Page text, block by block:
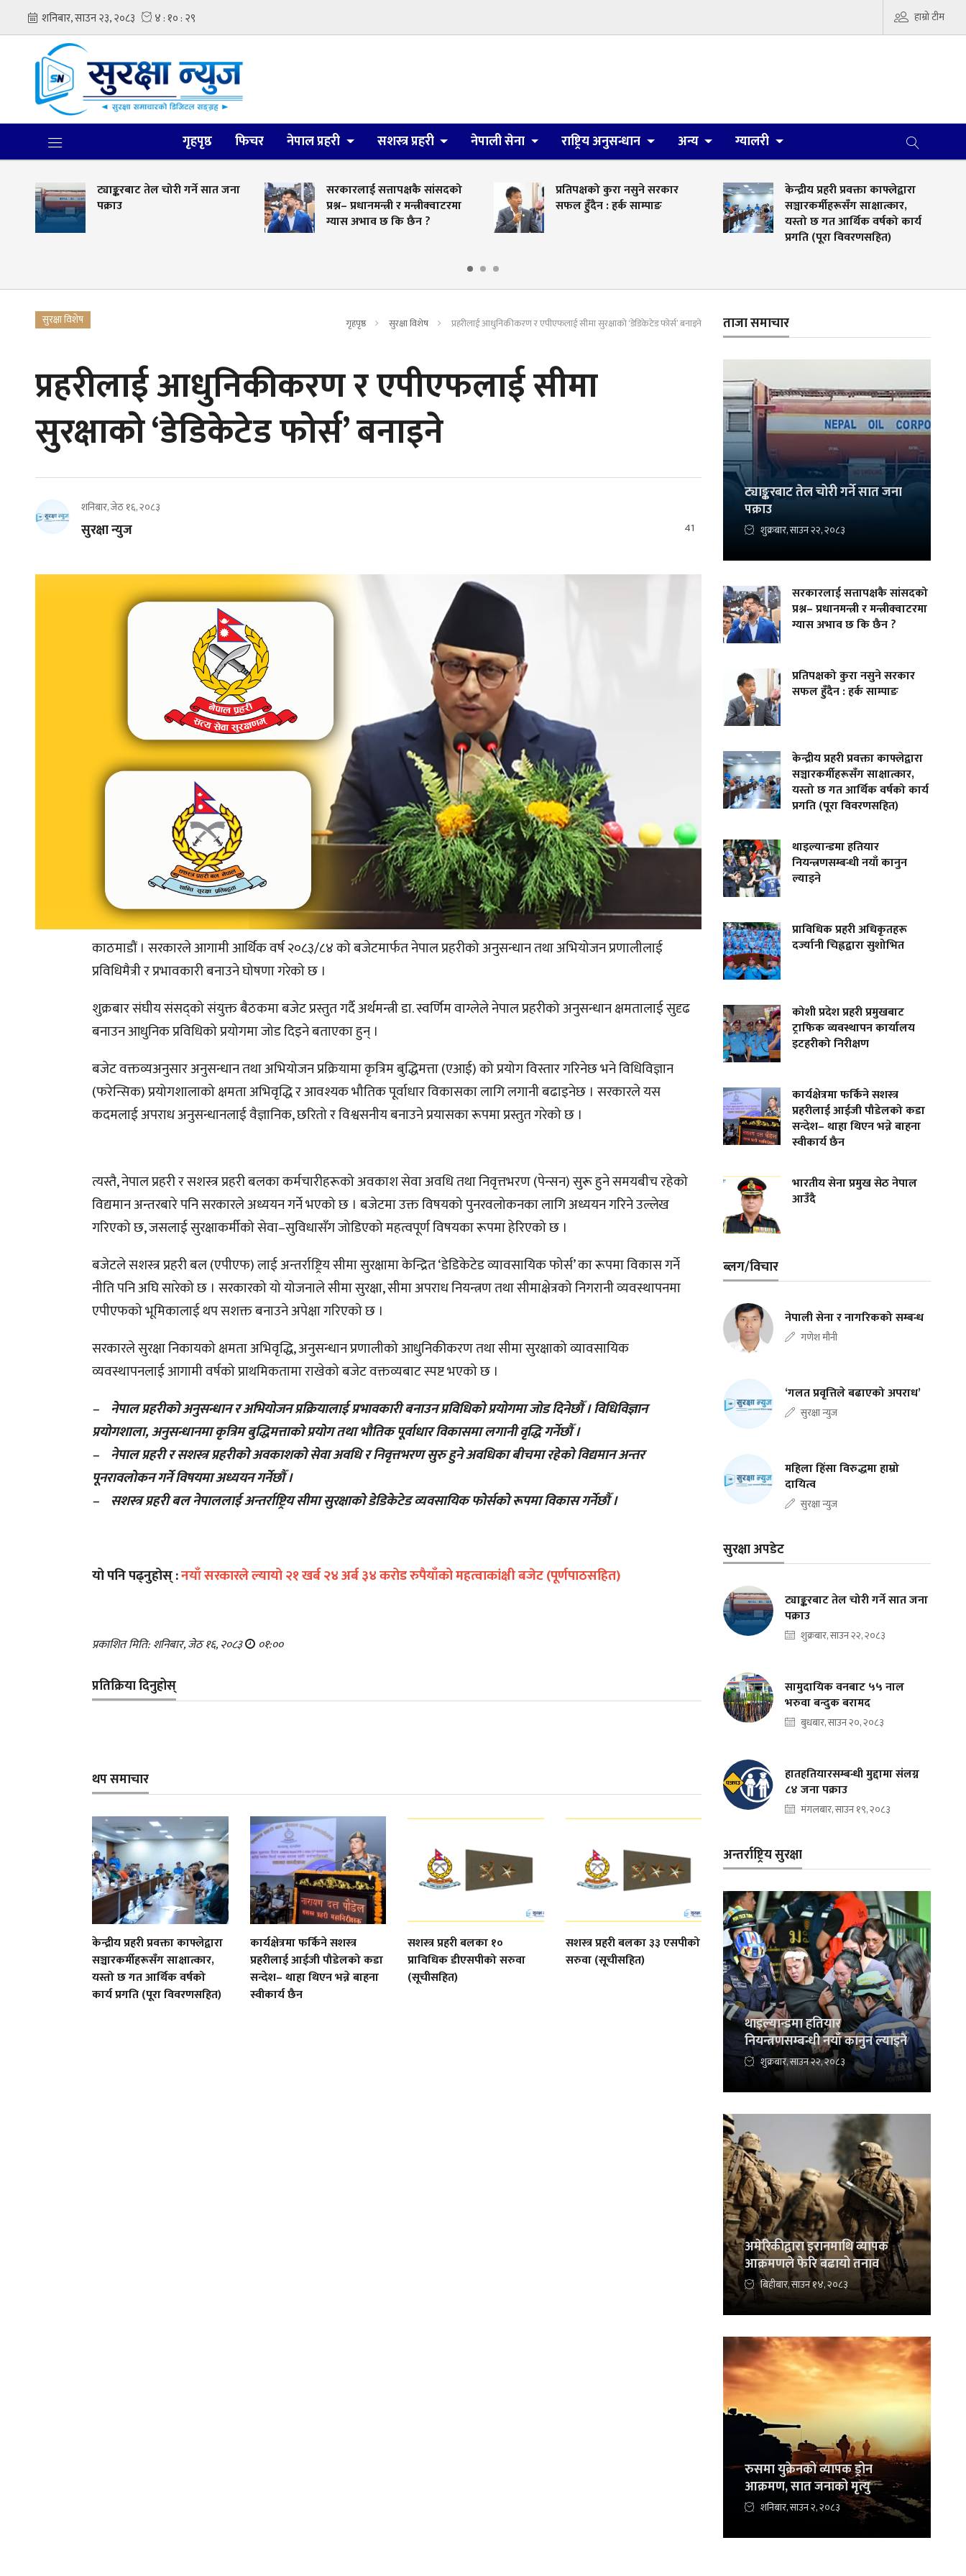
हाम्रो टीम
गृहपृष्ठ फिचर नेपाल प्रहरी सशस्त्र प्रहरी नेपाली सेना राष्ट्रिय अनुसन्धान अन्य ग्यालरी
ट्याङ्करबाट तेल चोरी गर्ने सात जना
पक्राउ
सरकारलाई सत्तापक्षकै सांसदको
प्रश्न– प्रधानमन्त्री र मन्त्रीक्वाटरमा
ग्यास अभाव छ कि छैन ?
प्रतिपक्षको कुरा नसुने सरकार
सफल हुँदैन : हर्क साम्पाङ
केन्द्रीय प्रहरी प्रवक्ता काफ्लेद्वारा
सञ्चारकर्मीहरूसँग साक्षात्कार,
यस्तो छ गत आर्थिक वर्षको कार्य
प्रगति (पूरा विवरणसहित)
सुरक्षा विशेष गृहपृष्ठ सुरक्षा विशेष प्रहरीलाई आधुनिकीकरण र एपीएफलाई सीमा सुरक्षाको ‘डेडिकेटेड फोर्स’ बनाइने
प्रहरीलाई आधुनिकीकरण र एपीएफलाई सीमा
सुरक्षाको ‘डेडिकेटेड फोर्स’ बनाइने
शनिबार, जेठ १६, २०८३
सुरक्षा न्युज 41
काठमाडौं । सरकारले आगामी आर्थिक वर्ष २०८३/८४ को बजेटमार्फत नेपाल प्रहरीको अनुसन्धान तथा अभियोजन प्रणालीलाई
प्रविधिमैत्री र प्रभावकारी बनाउने घोषणा गरेको छ ।
शुक्रबार संघीय संसद्को संयुक्त बैठकमा बजेट प्रस्तुत गर्दै अर्थमन्त्री डा. स्वर्णिम वाग्लेले नेपाल प्रहरीको अनुसन्धान क्षमतालाई सुदृढ
बनाउन आधुनिक प्रविधिको प्रयोगमा जोड दिइने बताएका हुन् ।
बजेट वक्तव्यअनुसार अनुसन्धान तथा अभियोजन प्रक्रियामा कृत्रिम बुद्धिमत्ता (एआई) को प्रयोग विस्तार गरिनेछ भने विधिविज्ञान
(फरेन्सिक) प्रयोगशालाको क्षमता अभिवृद्धि र आवश्यक भौतिक पूर्वाधार विकासका लागि लगानी बढाइनेछ । सरकारले यस
कदमलाई अपराध अनुसन्धानलाई वैज्ञानिक, छरितो र विश्वसनीय बनाउने प्रयासका रूपमा प्रस्तुत गरेको छ ।
त्यस्तै, नेपाल प्रहरी र सशस्त्र प्रहरी बलका कर्मचारीहरूको अवकाश सेवा अवधि तथा निवृत्तभरण (पेन्सन) सुरू हुने समयबीच रहेको
विद्यमान अन्तरबारे पनि सरकारले अध्ययन गर्ने भएको छ । बजेटमा उक्त विषयको पुनरवलोकनका लागि अध्ययन गरिने उल्लेख
गरिएको छ, जसलाई सुरक्षाकर्मीको सेवा–सुविधासँग जोडिएको महत्वपूर्ण विषयका रूपमा हेरिएको छ ।
बजेटले सशस्त्र प्रहरी बल (एपीएफ) लाई अन्तर्राष्ट्रिय सीमा सुरक्षामा केन्द्रित ‘डेडिकेटेड व्यावसायिक फोर्स’ का रूपमा विकास गर्ने
नीति पनि अघि सारेको छ । सरकारको यो योजनाले सीमा सुरक्षा, सीमा अपराध नियन्त्रण तथा सीमाक्षेत्रको निगरानी व्यवस्थापनमा
एपीएफको भूमिकालाई थप सशक्त बनाउने अपेक्षा गरिएको छ ।
सरकारले सुरक्षा निकायको क्षमता अभिवृद्धि, अनुसन्धान प्रणालीको आधुनिकीकरण तथा सीमा सुरक्षाको व्यावसायिक
व्यवस्थापनलाई आगामी वर्षको प्राथमिकतामा राखेको बजेट वक्तव्यबाट स्पष्ट भएको छ ।
– नेपाल प्रहरीको अनुसन्धान र अभियोजन प्रक्रियालाई प्रभावकारी बनाउन प्रविधिको प्रयोगमा जोड दिनेछौँ । विधिविज्ञान
प्रयोगशाला, अनुसन्धानमा कृत्रिम बुद्धिमत्ताको प्रयोग तथा भौतिक पूर्वाधार विकासमा लगानी वृद्धि गर्नेछौँ ।
– नेपाल प्रहरी र सशस्त्र प्रहरीको अवकाशको सेवा अवधि र निवृत्तभरण सुरु हुने अवधिका बीचमा रहेको विद्यमान अन्तर
पूनरावलोकन गर्ने विषयमा अध्ययन गर्नेछौँ ।
– सशस्त्र प्रहरी बल नेपाललाई अन्तर्राष्ट्रिय सीमा सुरक्षाको डेडिकेटेड व्यवसायिक फोर्सको रूपमा विकास गर्नेछौँ ।
यो पनि पढ्नुहोस् :नयाँ सरकारले ल्यायो २१ खर्ब २४ अर्ब ३४ करोड रुपैयाँको महत्वाकांक्षी बजेट (पूर्णपाठसहित)
प्रकाशित मिति: शनिबार, जेठ १६, २०८३ ०१:००
प्रतिक्रिया दिनुहोस्
थप समाचार
केन्द्रीय प्रहरी प्रवक्ता काफ्लेद्वारा
सञ्चारकर्मीहरूसँग साक्षात्कार,
यस्तो छ गत आर्थिक वर्षको
कार्य प्रगति (पूरा विवरणसहित)
कार्यक्षेत्रमा फर्किने सशस्त्र
प्रहरीलाई आईजी पौडेलको कडा
सन्देश– थाहा थिएन भन्ने बाहना
स्वीकार्य छैन
सशस्त्र प्रहरी बलका १०
प्राविधिक डीएसपीको सरुवा
(सूचीसहित)
सशस्त्र प्रहरी बलका ३३ एसपीको
सरुवा (सूचीसहित)
ताजा समाचार
ट्याङ्करबाट तेल चोरी गर्ने सात जना
पक्राउ
शुक्रबार, साउन २२, २०८३
सरकारलाई सत्तापक्षकै सांसदको
प्रश्न– प्रधानमन्त्री र मन्त्रीक्वाटरमा
ग्यास अभाव छ कि छैन ?
प्रतिपक्षको कुरा नसुने सरकार
सफल हुँदैन : हर्क साम्पाङ
केन्द्रीय प्रहरी प्रवक्ता काफ्लेद्वारा
सञ्चारकर्मीहरूसँग साक्षात्कार,
यस्तो छ गत आर्थिक वर्षको कार्य
प्रगति (पूरा विवरणसहित)
थाइल्यान्डमा हतियार
नियन्त्रणसम्बन्धी नयाँ कानुन
ल्याइने
प्राविधिक प्रहरी अधिकृतहरू
दर्ज्यानी चिह्नद्वारा सुशोभित
कोशी प्रदेश प्रहरी प्रमुखबाट
ट्राफिक व्यवस्थापन कार्यालय
इटहरीको निरीक्षण
कार्यक्षेत्रमा फर्किने सशस्त्र
प्रहरीलाई आईजी पौडेलको कडा
सन्देश– थाहा थिएन भन्ने बाहना
स्वीकार्य छैन
भारतीय सेना प्रमुख सेठ नेपाल
आउँदै
ब्लग/विचार
नेपाली सेना र नागरिकको सम्बन्ध
गणेश मौनी
‘गलत प्रवृत्तिले बढाएको अपराध’
सुरक्षा न्युज
महिला हिंसा विरुद्धमा हाम्रो
दायित्व
सुरक्षा न्युज
सुरक्षा अपडेट
ट्याङ्करबाट तेल चोरी गर्ने सात जना
पक्राउ
शुक्रबार, साउन २२, २०८३
सामुदायिक वनबाट ५५ नाल
भरुवा बन्दुक बरामद
बुधबार, साउन २०, २०८३
हातहतियारसम्बन्धी मुद्दामा संलग्न
८४ जना पक्राउ
मंगलबार, साउन १९, २०८३
अन्तर्राष्ट्रिय सुरक्षा
थाइल्यान्डमा हतियार
नियन्त्रणसम्बन्धी नयाँ कानुन ल्याइने
शुक्रबार, साउन २२, २०८३
अमेरिकीद्वारा इरानमाथि व्यापक
आक्रमणले फेरि बढायो तनाव
बिहीबार, साउन १४, २०८३
रुसमा युक्रेनको व्यापक ड्रोन
आक्रमण, सात जनाको मृत्यु
शनिबार, साउन २, २०८३